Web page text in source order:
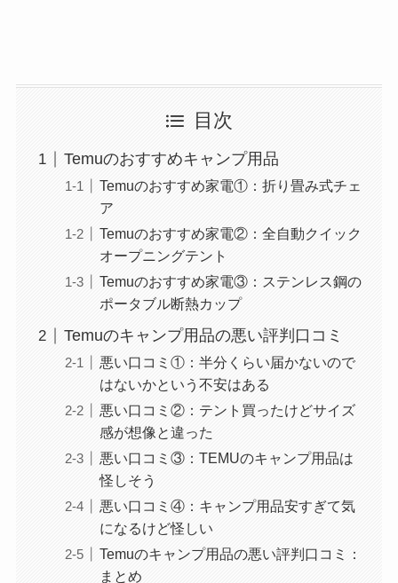
目次
Temuのおすすめキャンプ用品
Temuのおすすめ家電①：折り畳み式チェ
ア
Temuのおすすめ家電②：全自動クイック
オープニングテント
Temuのおすすめ家電③：ステンレス鋼の
ポータブル断熱カップ
Temuのキャンプ用品の悪い評判口コミ
悪い口コミ①：半分くらい届かないので
はないかという不安はある
悪い口コミ②：テント買ったけどサイズ
感が想像と違った
悪い口コミ③：TEMUのキャンプ用品は
怪しそう
悪い口コミ④：キャンプ用品安すぎて気
になるけど怪しい
Temuのキャンプ用品の悪い評判口コミ：
まとめ